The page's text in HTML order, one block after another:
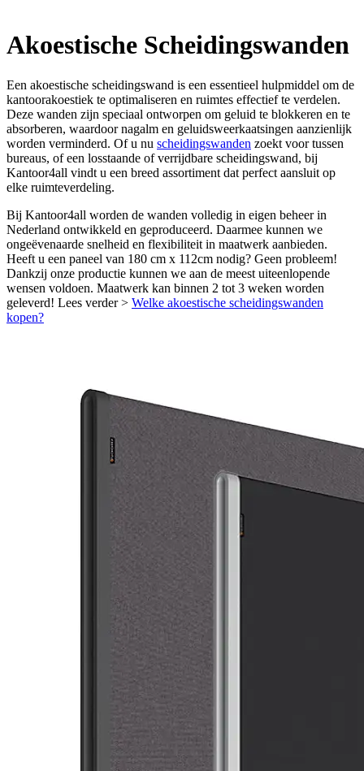
Akoestische Scheidingswanden
Een akoestische scheidingswand is een essentieel hulpmiddel om de
kantoorakoestiek te optimaliseren en ruimtes effectief te verdelen.
Deze wanden zijn speciaal ontworpen om geluid te blokkeren en te
absorberen, waardoor nagalm en geluidsweerkaatsingen aanzienlijk
worden verminderd. Of u nu scheidingswanden zoekt voor tussen
bureaus, of een losstaande of verrijdbare scheidingswand, bij
Kantoor4all vindt u een breed assortiment dat perfect aansluit op
elke ruimteverdeling.
Bij Kantoor4all worden de wanden volledig in eigen beheer in
Nederland ontwikkeld en geproduceerd. Daarmee kunnen we
ongeëvenaarde snelheid en flexibiliteit in maatwerk aanbieden.
Heeft u een paneel van 180 cm x 112cm nodig? Geen probleem!
Dankzij onze productie kunnen we aan de meest uiteenlopende
wensen voldoen. Maatwerk kan binnen 2 tot 3 weken worden
geleverd! Lees verder > Welke akoestische scheidingswanden
kopen?